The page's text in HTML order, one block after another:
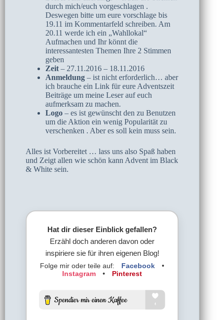
durch mich/euch vorgeschlagen .
Deswegen bitte um eure vorschlage bis
19.11 im Kommentarfeld schreiben. Am
20.11 werde ich ein „Wahllokal“
Aufmachen und Ihr könnt die
interessantesten Themen Ihre 2 Stimmen
geben
Zeit – 27.11.2016 – 18.11.2016
Anmeldung – ist nicht erforderlich… aber
ich brauche ein Link für eure Adventszeit
Beiträge um meine Leser auf euch
aufmerksam zu machen.
Logo – es ist gewünscht den zu Benutzen
um die Aktion ein wenig Popularität zu
verschenken . Aber es soll kein muss sein.
Alles ist Vorbereitet … lass uns also Spaß haben
und Zeigt allen wie schön kann Advent im Black
& White sein.
Hat dir dieser Einblick gefallen?
Erzähl doch anderen davon oder
inspiriere sie für ihren eigenen Blog!
Folge mir oder teile auf: Facebook
•
Instagram
• Pinterest